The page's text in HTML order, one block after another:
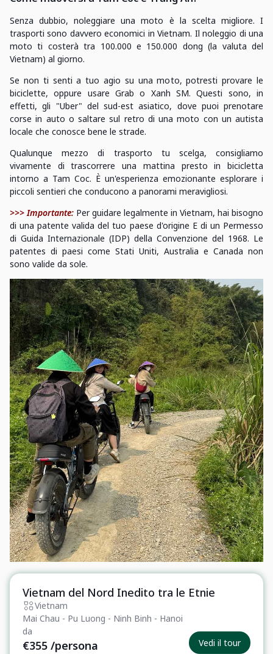
Senza dubbio, noleggiare una moto è la scelta migliore. I
trasporti sono davvero economici in Vietnam. Il noleggio di una
moto ti costerà tra 100.000 e 150.000 dong (la valuta del
Vietnam) al giorno.
Se non ti senti a tuo agio su una moto, potresti provare le
biciclette, oppure usare Grab o Xanh SM. Questi sono, in
effetti, gli "Uber" del sud-est asiatico, dove puoi prenotare
corse in auto o saltare sul retro di una moto con un autista
locale che conosce bene le strade.
Qualunque mezzo di trasporto tu scelga, consigliamo
vivamente di trascorrere una mattina presto in bicicletta
intorno a Tam Coc. È un'esperienza emozionante esplorare i
piccoli sentieri che conducono a panorami meravigliosi.
>>> Importante: Per guidare legalmente in Vietnam, hai bisogno
di una patente valida del tuo paese d'origine E di un Permesso
di Guida Internazionale (IDP) della Convenzione del 1968. Le
patentes di paesi come Stati Uniti, Australia e Canada non
sono valide da sole.
Essenziale
Vietnam del Nord Inedito tra le Etnie
Vietnam
Mai Chau - Pu Luong - Ninh Binh - Hanoi
da
€355 /persona Vedi il tour